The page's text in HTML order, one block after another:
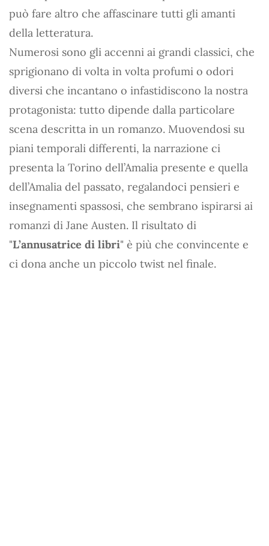
può fare altro che affascinare tutti gli amanti
della letteratura.
Numerosi sono gli accenni ai grandi classici, che
sprigionano di volta in volta profumi o odori
diversi che incantano o infastidiscono la nostra
protagonista: tutto dipende dalla particolare
scena descritta in un romanzo. Muovendosi su
piani temporali differenti, la narrazione ci
presenta la Torino dell’Amalia presente e quella
dell’Amalia del passato, regalandoci pensieri e
insegnamenti spassosi, che sembrano ispirarsi ai
romanzi di Jane Austen. Il risultato di
"L’annusatrice di libri" è più che convincente e
ci dona anche un piccolo twist nel finale.